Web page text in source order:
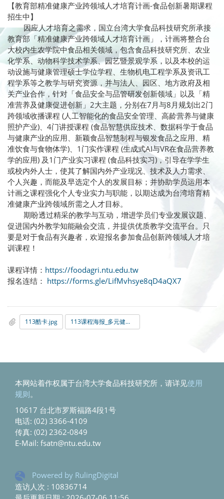
【教育部精准健康产业跨领域人才培育计画-食品创新暑期课程
招生中】
因应人才培育之需求，国立台湾大学食品科技研究所承接
教育部「精准健康产业跨领域人才培育计画」，计画将整合台
大校内生农学院中食品相关领域，包含食品科技研究所、农业
化学系、动物科学技术学系、园艺暨景观学系，以及本校的运
动设施与健康管理硕士学位学程、生物机电工程学系及资讯工
程学系等之教学与研究资源，并与法人、园区、地方政府及相
关产业合作，针对「食品安全与品管研发创新领域」以及「精
准营养及健康促进创新」2大主题，分别在7月与8月规划出2门
跨领域收播课程 (人工智能化的食品安全管理、高龄营养与健康
照护产业)、4门讲授课程 (食品智慧供应技术、数据科学于食品
与健康产业的应用、新颖食品智慧制程与银发食品之应用、精
准饮食与食物体学)、1门实作课程 (生成式AI与VR在食品营养教
学的应用) 及1门产业实习课程 (食品科技实习)，引导在学学生
或校内外人士，使其了解国内外产业现况、技术及人力需求、
个人兴趣，而能及早选定个人的发展目标；并协助学员运用本
计画之课程强化个人专业实力与职能，以期达成为台湾培育精
准健康产业跨领域所需之人才目标。
期盼透过精采的教学与互动，增进学员们专业发展议题、
促进国内外教学知能融会交流，并提供优质教学交流平台。只
要是对于食品有兴趣者，欢迎报名参加食品创新跨领域人才培
训课程！
课程详情： https://foodagri.ntu.edu.tw
报名连结： https://forms.gle/LifMvhsye8qD4aQX7
113酷卡.jpg 113课程海报_多元健康_食品创新_0402-更新.jpg
本网站着作权属于台湾大学食品科技研究所，请详见使用
规则。
10617 台北市罗斯福路4段1号
电话: (02) 3366-4109
传真: (02) 2362-0849
E-Mail: fsatn@ntu.edu.tw
Powered by RulingDigital
造访人次 : 10836714